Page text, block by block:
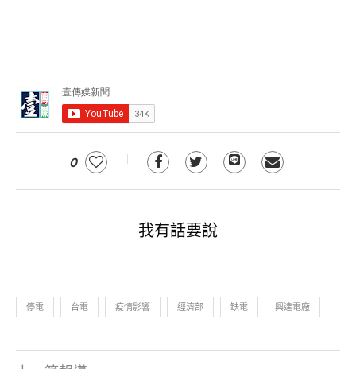
0
我有話要說
停電 台電 疫情影響 經濟部 缺電 興達電廠